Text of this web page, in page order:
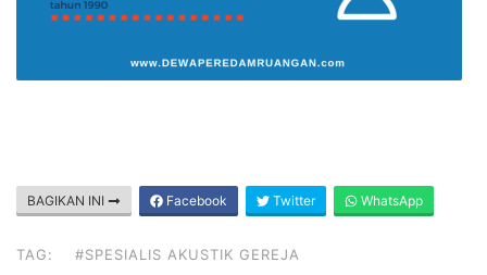
BAGIKAN INI Facebook Twitter WhatsApp
TAG: #SPESIALIS AKUSTIK GEREJA